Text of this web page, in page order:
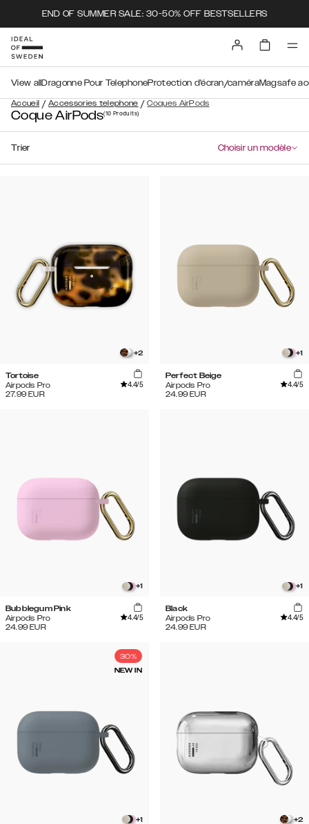
END OF SUMMER SALE: 30-50% OFF BESTSELLERS
Accueil / Accessories telephone / Coques AirPods
View all Dragonne Pour TelephoneProtection d'écran/caméraMagsafe
Coque AirPods(10 Produits)
Trier Choisir un modèle
+2
Tortoise
Airpods Pro
4.4/5
27.99 EUR
+1
Perfect Beige
Airpods Pro
4.4/5
24.99 EUR
+1
Bubblegum Pink
Airpods Pro
4.4/5
24.99 EUR
+1
Black
Airpods Pro
4.4/5
24.99 EUR
30%
NEW IN
+1 +2